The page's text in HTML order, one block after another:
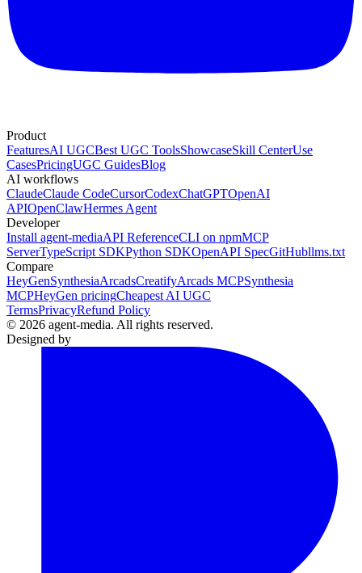
Product
FeaturesAI UGCBest UGC ToolsShowcaseSkill CenterUse
CasesPricingUGC GuidesBlog
AI workflows
ClaudeClaude CodeCursorCodexChatGPTOpenAI
APIOpenClawHermes Agent
Developer
Install agent-mediaAPI ReferenceCLI on npmMCP
ServerTypeScript SDKPython SDKOpenAPI SpecGitHubllms.txt
Compare
HeyGenSynthesiaArcadsCreatifyArcads MCPSynthesia
MCPHeyGen pricingCheapest AI UGC
TermsPrivacyRefund Policy
© 2026 agent-media. All rights reserved.
Designed by